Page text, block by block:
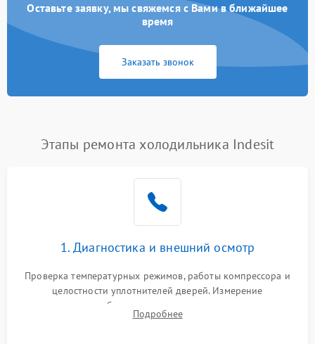
Оставьте заявку, мы свяжемся с Вами в ближайшее
время
Заказать звонок
Этапы ремонта холодильника Indesit
1. Диагностика и внешний осмотр
Проверка температурных режимов, работы компрессора и
целостности уплотнителей дверей. Измерение
сопротивления обмоток мотора, проверка термостата и
считывание кодов ошибок с электронного дисплея.
Подробнее